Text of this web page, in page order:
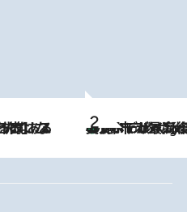
10 Hours Ago
美食、デザイン、ホスピタリティのすべてが最高峰！ ノルウェー第4の都市スタヴァンゲルの